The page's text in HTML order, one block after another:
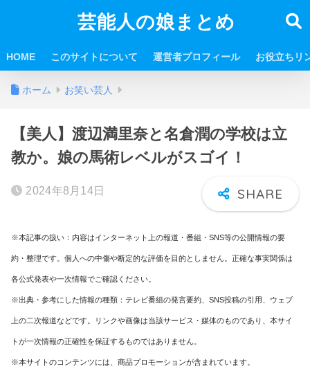
芸能人の娘まとめ
HOME このサイトについて 運営者プロフィール お役立ちリ
ホーム お笑い芸人
【美人】渡辺満里奈と名倉潤の学校は立
教か。娘の馬術レベルがスゴイ！
2024年8月14日
※本記事の扱い：内容はインターネット上の報道・番組・SNS等の公開情報の要
約・整理です。個人への中傷や断定的な評価を目的としません。正確な事実関係は
各公式発表や一次情報でご確認ください。
※出典・参考にした情報の種類：テレビ番組の発言要約、SNS投稿の引用、ウェブ
上の二次報道などです。リンクや画像は当該サービス・媒体のものであり、本サイ
トが一次情報の正確性を保証するものではありません。
※本サイトのコンテンツには、商品プロモーションが含まれています。